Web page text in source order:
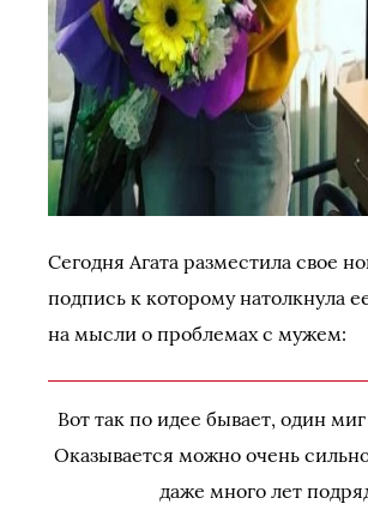
Сегодня Агата разместила свое
подпись к которому натолкнула
на мысли о проблемах с мужем:
Вот так по идее бывает, один
Оказывается можно очень
даже много лет